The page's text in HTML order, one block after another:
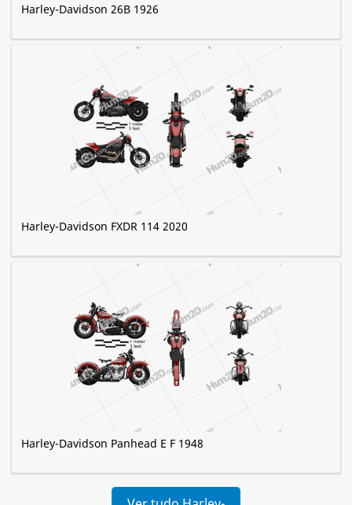
Harley-Davidson 26B 1926
Harley-Davidson FXDR 114 2020
Harley-Davidson Panhead E F 1948